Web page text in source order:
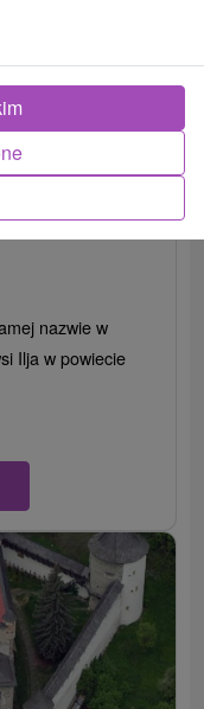
nazwie w
Ilja w powiecie